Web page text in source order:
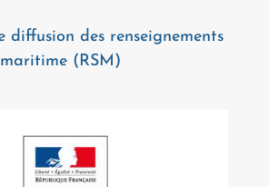
diffusion des renseignements
(RSM)